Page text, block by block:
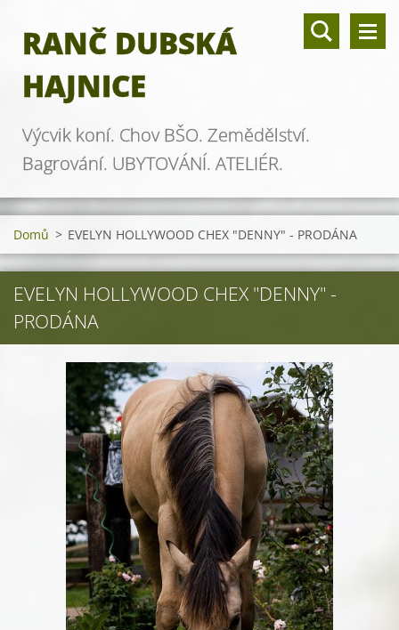
RANČ DUBSKÁ
HAJNICE
Výcvik koní. Chov BŠO. Zemědělství.
Bagrování. UBYTOVÁNÍ. ATELIÉR.
Domů > EVELYN HOLLYWOOD CHEX "DENNY" - PRODÁNA
EVELYN HOLLYWOOD CHEX "DENNY" -
PRODÁNA